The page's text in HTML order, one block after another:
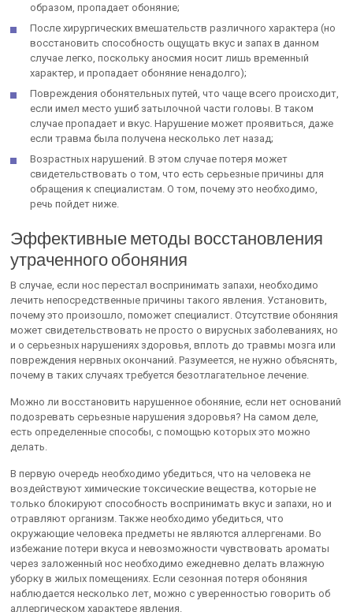
образом, пропадает обоняние;
После хирургических вмешательств различного характера (но
восстановить способность ощущать вкус и запах в данном
случае легко, поскольку аносмия носит лишь временный
характер, и пропадает обоняние ненадолго);
Повреждения обонятельных путей, что чаще всего происходит,
если имел место ушиб затылочной части головы. В таком
случае пропадает и вкус. Нарушение может проявиться, даже
если травма была получена несколько лет назад;
Возрастных нарушений. В этом случае потеря может
свидетельствовать о том, что есть серьезные причины для
обращения к специалистам. О том, почему это необходимо,
речь пойдет ниже.
Эффективные методы восстановления
утраченного обоняния
В случае, если нос перестал воспринимать запахи, необходимо
лечить непосредственные причины такого явления. Установить,
почему это произошло, поможет специалист. Отсутствие обоняния
может свидетельствовать не просто о вирусных заболеваниях, но
и о серьезных нарушениях здоровья, вплоть до травмы мозга или
повреждения нервных окончаний. Разумеется, не нужно объяснять,
почему в таких случаях требуется безотлагательное лечение.
Можно ли восстановить нарушенное обоняние, если нет оснований
подозревать серьезные нарушения здоровья? На самом деле,
есть определенные способы, с помощью которых это можно
делать.
В первую очередь необходимо убедиться, что на человека не
воздействуют химические токсические вещества, которые не
только блокируют способность воспринимать вкус и запахи, но и
отравляют организм. Также необходимо убедиться, что
окружающие человека предметы не являются аллергенами. Во
избежание потери вкуса и невозможности чувствовать ароматы
через заложенный нос необходимо ежедневно делать влажную
уборку в жилых помещениях. Если сезонная потеря обоняния
наблюдается несколько лет, можно с уверенностью говорить об
аллергическом характере явления.